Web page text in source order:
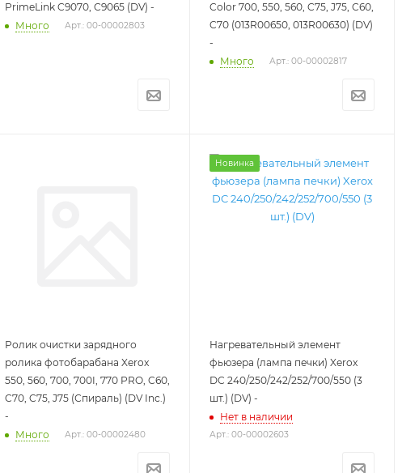
PrimeLink C9070, C9065 (DV) -
Много
Арт.: 00-00002803
Color 700, 550, 560, C75, J75, C60,
C70 (013R00650, 013R00630) (DV)
-
Много
Арт.: 00-00002817
Ролик очистки зарядного
ролика фотобарабана Xerox
550, 560, 700, 700I, 770 PRO, C60,
C70, C75, J75 (Спираль) (DV Inc.)
-
Много
Арт.: 00-00002480
Новинка
Нагревательный элемент
фьюзера (лампа печки) Xerox
DC 240/250/242/252/700/550 (3
шт.) (DV) -
Нет в наличии
Арт.: 00-00002603